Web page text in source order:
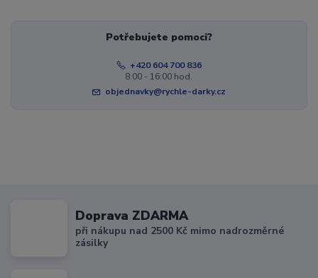
Potřebujete pomoci?
+420 604 700 836
8:00 - 16:00 hod.
objednavky@rychle-darky.cz
Doprava ZDARMA
při nákupu nad 2500 Kč mimo nadrozměrné
zásilky